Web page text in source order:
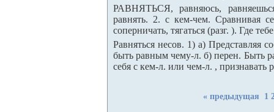
РАВНЯТЬСЯ, равняюсь,
равнять. 2. с кем-чем. Сравнивая
соперничать, тягаться (разг. ). Где
Равняться несов. 1) а) Представляя
быть равным чему-л. б) перен. Быть
себя с кем-л. или чем-л. , признавать
« предыдущая 1